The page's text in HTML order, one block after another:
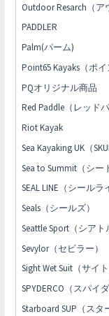
Outdoor Resarch（ア
PADDLER
Palm(パーム)
Point65 Kayaks（ポイ
PQオリジナル商品
Red Paddle（レッドパ
Riot Kayak
Sea Kayaking UK（
Sea to Summit（シー
SEAL LINE（シールラ
Seals（シールズ）
Seattle Sport（シアト
Sevylor（セビラー）
Sight Wet Suit（サイ
SPYDERCO（スパイ
Starboard SUP（スタ